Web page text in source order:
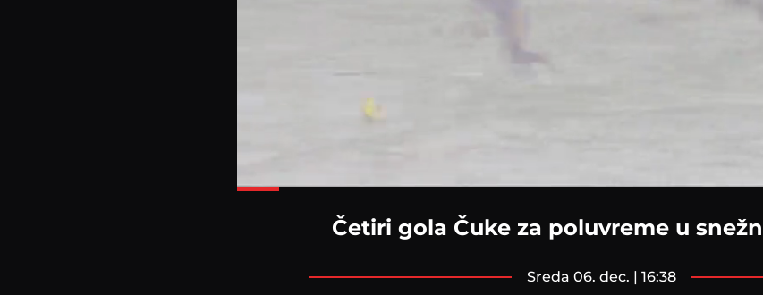
Četiri gola Čuke za poluvreme u
sreda 06. dec. | 16:38